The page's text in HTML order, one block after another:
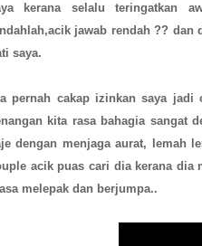
kerana selalu teringatkan
jawab rendah ?? dan
saya.
pernah cakap izinkan saya jadi
kita rasa bahagia sangat
dengan menjaga aurat, lemah
acik puas cari dia kerana dia
melepak dan berjumpa..